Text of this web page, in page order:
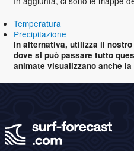
Temperatura
Precipitazione
In alternativa, utilizza il nostro
dove si può passare tutto
animate visualizzano anche